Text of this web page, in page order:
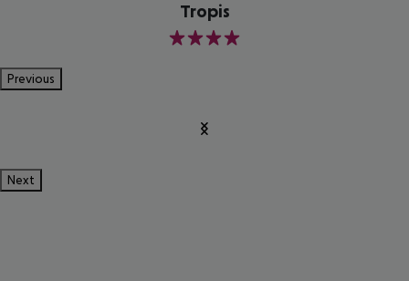
Tropis
4
Previous
Next